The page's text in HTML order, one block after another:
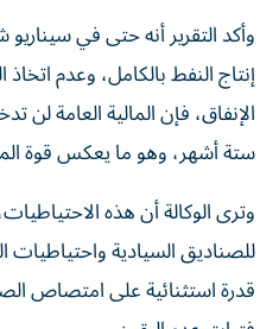
وأكد التقرير أنه حتى في
إنتاج النفط بالكامل، وعدم
الإنفاق، فإن المالية العامة لن
ستة أشهر، وهو ما يعكس قوة
وترى الوكالة أن هذه
للصناديق السيادية واحتياطيات
قدرة استثنائية على امتصاص